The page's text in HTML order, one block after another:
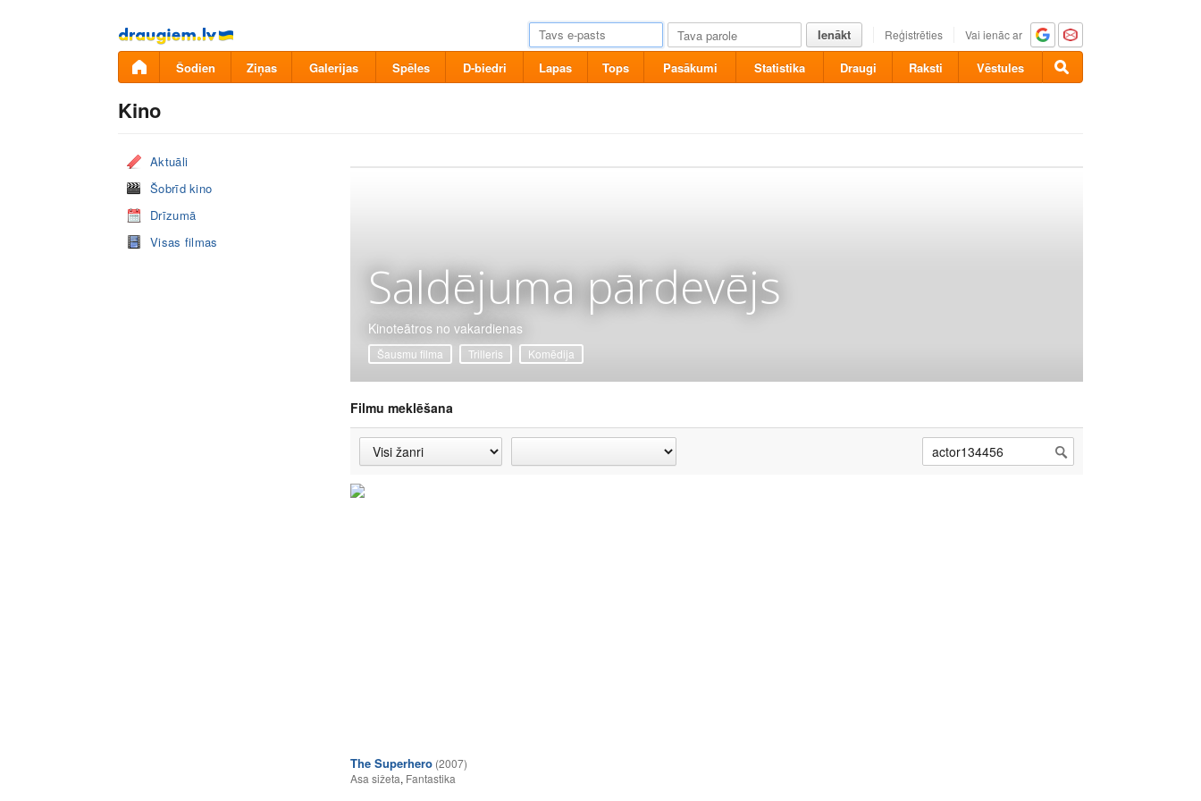
Pāriet
uz
saturu
Ienākt Reģistrēties Vai ienāc ar
Šodien Ziņas Galerijas Spēles D-biedri Lapas Tops Pasākumi Statistika Draugi Raksti Vēstules
Kino
Aktuāli
Šobrīd kino
Drīzumā
Visas filmas
Saldējuma pārdevējs
Kinoteātros no vakardienas
Šausmu filma Trilleris Komēdija
Filmu meklēšana
The Superhero (2007)
Asa sižeta, Fantastika